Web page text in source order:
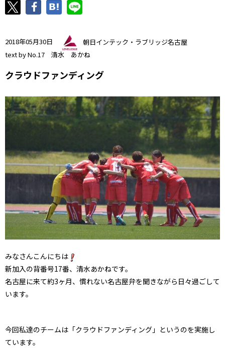
2018年05月30日
朝日インテック・ラブリッジ名古屋
text by No.17 清水 あかね
クラウドファンディング
みなさんこんにちは
新加入の背番号17番、清水あかねです。
名古屋に来て約3ヶ月、慣れない名古屋弁を聞きながら日々過ごして
います。
今回私達のチームは「クラウドファンディング」というのを実施し
ています。